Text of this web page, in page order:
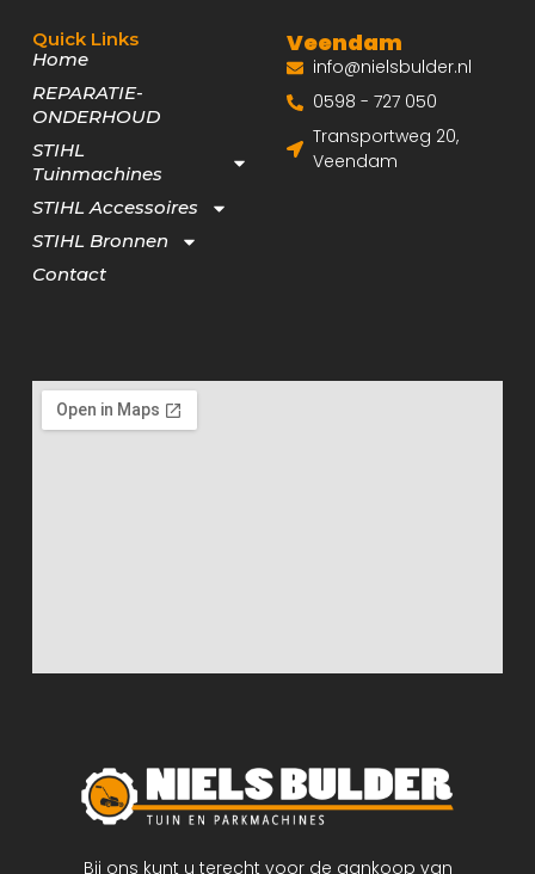
Bij ons kunt u terecht voor de aankoop van
Quick Links
Home
REPARATIE-
ONDERHOUD
STIHL
Tuinmachines
STIHL Accessoires
STIHL Bronnen
Contact
Veendam
info@nielsbulder.nl
0598 - 727 050
Transportweg 20,
Veendam